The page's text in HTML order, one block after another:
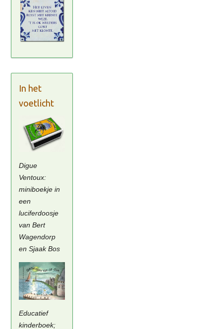
In het
voetlicht
Digue
Ventoux:
miniboekje in
een
luciferdoosje
van Bert
Wagendorp
en Sjaak Bos
Educatief
kinderboek;